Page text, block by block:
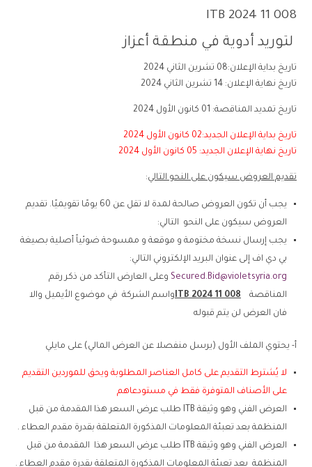
ITB 2024 11 008
لتوريد أدوية في منطقة أعزاز
تاريخ بداية الإعلان:08 تشرين الثاني 2024
تاريخ نهاية الإعلان: 14 تشرين الثاني 2024
تاريخ تمديد المناقصة: 01 كانون الأول 2024
تاريخ بداية الإعلان الجديد:02 كانون الأول 2024
تاريخ نهاية الإعلان الجديد: 05 كانون الأول 2024
تقديم العروض سيكون على النحو التالي:
يجب أن تكون العروض صالحة لمدة لا تقل عن 60 يومًا تقويميًا. تقديم
العروض سيكون على النحو التالي:
يجب إرسال نسخة مختومة و موقعة و ممسوحة ضوئياً أصلية بصيغة
بي دي اف إلى عنوان البريد الإلكتروني التالي:
Secured.Bid@violetsyria.org وعلى العارض التأكد من ذكر رقم
المناقصة ITB 2024 11 008واسم الشركة في موضوع الأيميل والا
فان العرض لن يتم قبوله
أ- يحتوي الملف الأول (يرسل منفصلا عن العرض المالي) على مايلي
لا يُشترط التقديم على كامل العناصر المطلوبة ويحق للموردين التقديم
على الأصناف المتوفرة فقط في مستودعاهم
العرض الفني وهو وثيقة ITB طلب عرض السعر هذا المقدمة من قبل
المنظمة بعد تعبئة المعلومات المذكورة المتعلقة بقدرة مقدم العطاء .
العرض الفني وهو وثيقة ITB طلب عرض السعر هذا المقدمة من قبل
المنظمة بعد تعبئة المعلومات المذكورة المتعلقة بقدرة مقدم العطاء .